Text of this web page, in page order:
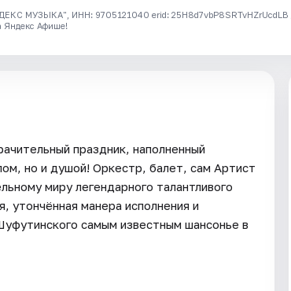
МУЗЫКА", ИНН: 9705121040 erid: 25H8d7vbP8SRTvHZrUcdLB
Яндекс Афише!
праздник, наполненный
но и душой! Оркестр, балет, сам Артист
миру легендарного талантливого
утончённая манера исполнения и
самым известным шансонье в